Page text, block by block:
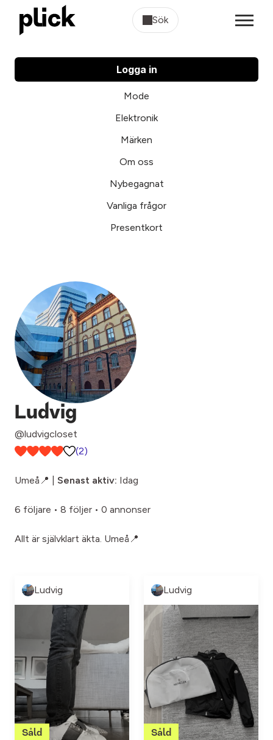
Sök
Logga in
Mode
Elektronik
Märken
Om oss
Nybegagnat
Vanliga frågor
Presentkort
Ludvig
@ludvigcloset
(2)
Umeå📍 | Senast aktiv: Idag
6 följare • 8 följer • 0 annonser
Allt är självklart äkta. Umeå📍
Ludvig Ludvig